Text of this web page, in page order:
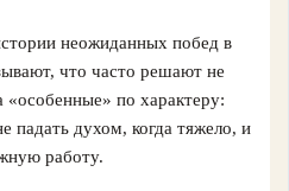
неожиданных побед в
что часто решают не
«особенные» по характеру:
падать духом, когда тяжело, и
работу.